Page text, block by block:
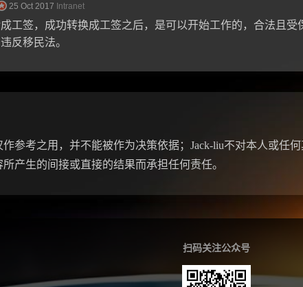
25 Oct 2017 Intranet
工签，成功转换成工签之后，是可以开始工作的，合法且
反移民法。
参考之用，并不能被作为决策依据；Jack-liu不对本人或任
产生的间接或直接的结果而承担任何责任。
扫码关注公众号